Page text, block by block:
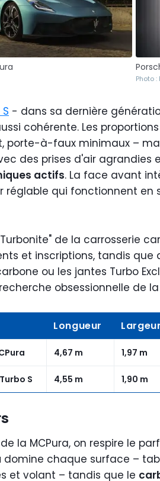
Photo :
- dans sa dernière
cohérente. Les
porte-à-faux minimaux –
des prises d'air agrandies
actifs. La face avant
réglable qui fonctionnent en
de la carrosserie
et inscriptions, tandis que
ou les jantes Turbo
obsessionnelle de
Longueur Largeur
4,67 m 1,97 m
S 4,55 m 1,90 m
la MCPura, on respire le
domine chaque surface –
et volant – tandis que le